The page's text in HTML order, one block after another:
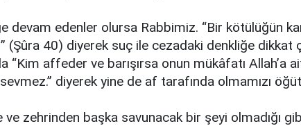
devam edenler olursa Rabbimiz. “Bir kötülüğün
(Şûra 40) diyerek suç ile cezadaki denkliğe dikkat
“Kim affeder ve barışırsa onun mükâfatı Allah’a
diyerek yine de af tarafında olmamızı
zehrinden başka savunacak bir şeyi olmadığı